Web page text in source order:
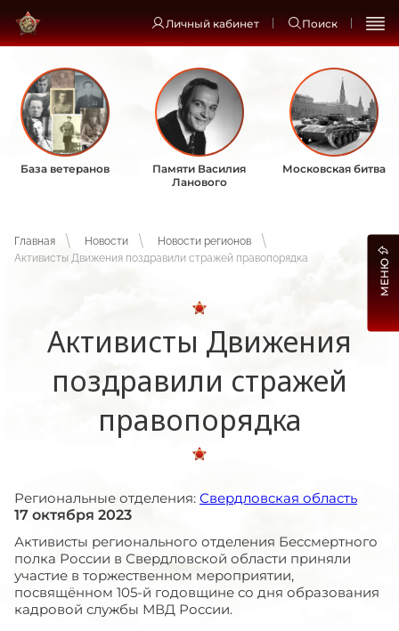
Личный кабинет Поиск
База ветеранов
Памяти Василия
Ланового
Московская битва
Главная Новости
Новости регионов
Активисты Движения поздравили стражей правопорядка
Активисты Движения
поздравили стражей
правопорядка
Региональные отделения: Свердловская область
17 октября 2023
Активисты регионального отделения Бессмертного
полка России в Свердловской области приняли
участие в торжественном мероприятии,
посвящённом 105-й годовщине со дня образования
кадровой службы МВД России.
МЕНЮ